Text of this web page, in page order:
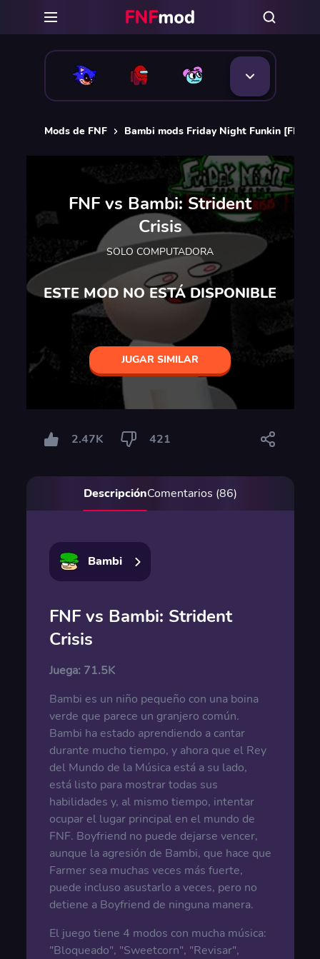
Mods de FNF Bambi mods Friday Night Funkin [FNF]
FNF vs Bambi: Strident
Crisis
SOLO COMPUTADORA
ESTE MOD NO ESTÁ DISPONIBLE
JUGAR SIMILAR
2.47K 421
DescripciónComentarios (86)
Bambi
FNF vs Bambi: Strident
Crisis
Juega: 71.5K
Bambi es un niño pequeño con una boina
verde que parece un granjero común.
Bambi ha estado aprendiendo a cantar
durante mucho tiempo, y ahora que el Rey
del Mundo de la Música está a su lado,
está listo para mostrar todas sus
habilidades y, al mismo tiempo, intentar
ocupar el lugar principal en el mundo de
FNF. Boyfriend no puede dejarse vencer,
aunque la agresión de Bambi, que hace que
Farmer sea muchas veces más fuerte,
puede incluso asustarlo a veces, pero no
detiene a Boyfriend de ninguna manera.
El juego tiene 4 modos con mucha música:
"Bloqueado", "Sweetcorn", "Revisar",